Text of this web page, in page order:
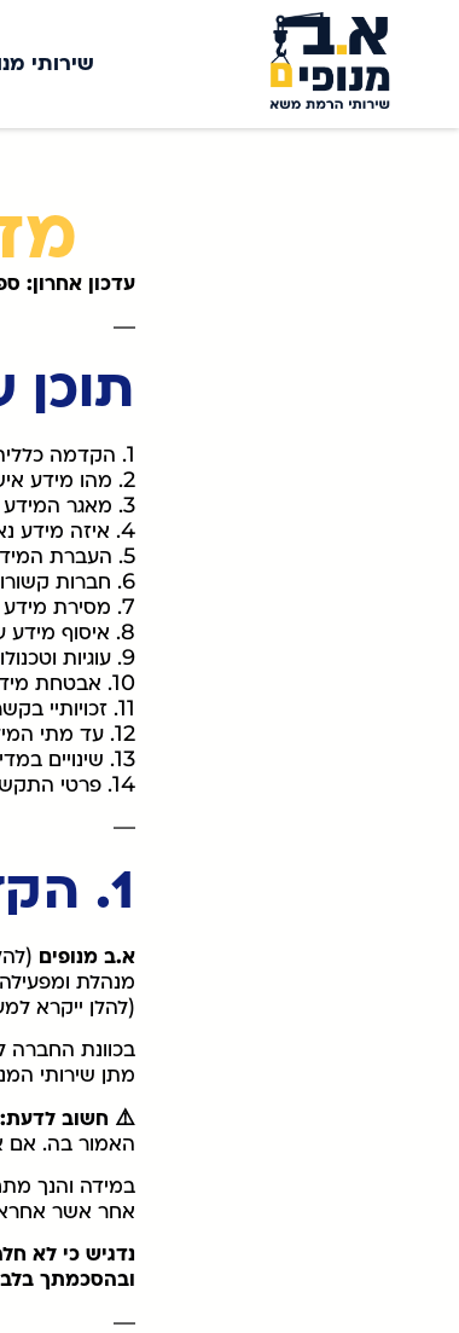
שירותי
עדכון אחרון:
—
תוכן
1. הקדמה כללית
2. מהו מידע אישי?
3. מאגר המידע של החברה
4. איזה מידע נאסף אודותיי, כיצד ומדוע?
5. העברת המידע אל מחוץ לגבולות מדינת ישראל
6. חברות קשורות ורה אורגניזציה
7. מסירת מידע לצד שלישי
8. איסוף מידע על ידי צדדים שלישיים
9. עוגיות וטכנולוגיות דומות
10. אבטחת מידע
11. זכויותיי בקשר עם המידע שלי
12. עד מתי המידע שלי יישמר אצלכם?
13. שינויים במדיניות הפרטיות
14. פרטי התקשרות
—
1. הקדמה כללית
א.ב מנופים
מנהלת
(להלן ייקרא
בכוונת החברה
מתן שירותי
⚠️ חשוב לדעת:
האמור בה. אם
אחר אשר
נדגיש כי לא
ובהסכמתך
—